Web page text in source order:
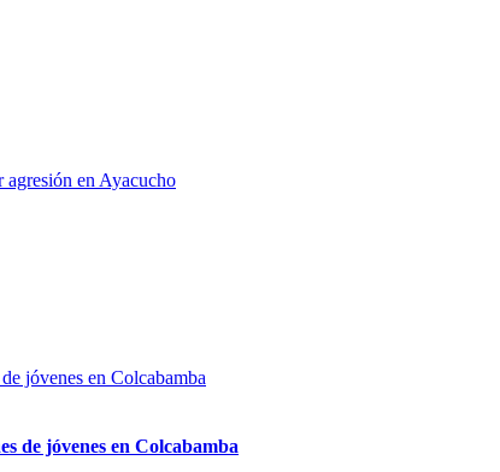
en Ayacucho
de jóvenes en Colcabamba